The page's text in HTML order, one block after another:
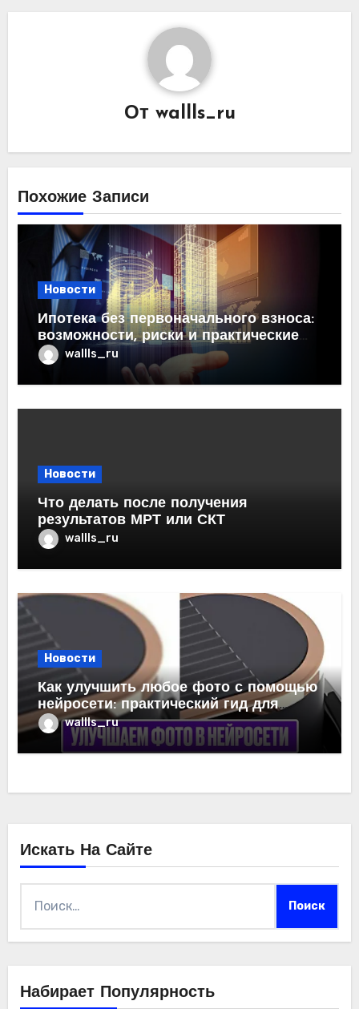
От wallls_ru
Похожие Записи
Новости
Ипотека без первоначального взноса:
возможности, риски и практические
рекомендации<
wallls_ru
Новости
Что делать после получения
результатов МРТ или СКТ
wallls_ru
Новости
Как улучшить любое фото с помощью
нейросети: практический гид для
фотографов и любителей
wallls_ru
Искать На Сайте
Набирает Популярность